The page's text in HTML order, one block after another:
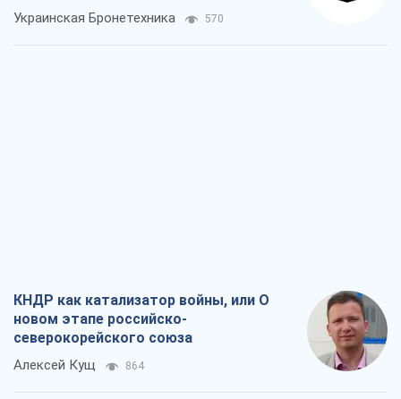
Украинская Бронетехника 570
КНДР как катализатор войны, или О
новом этапе российско-
северокорейского союза
Алексей Кущ 864